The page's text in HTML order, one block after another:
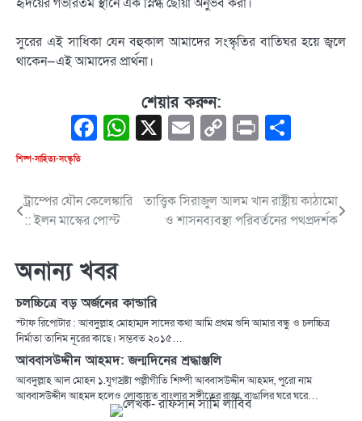
সুরের এই সাধিকা যেন বহুকাল আমাদের সংস্কৃতির বাতিঘর হয়ে জ্বলে
থাকেন—এই আমাদের প্রার্থনা।
শেয়ার করুন:
Facebook
WhatsApp
X EmailCopy
Print
শিল্প-সাহিত্য-সংস্কৃতি
Post
navigation
ট্রাম্পের যৌন কেলেঙ্কারি
:: ইলন মাস্কের পোস্ট
তাত্ত্বিক সিরাজুল আলম খান রাষ্ট্রীয় কাঠামো
ও শাসনব্যবস্থা পরিবর্তনের পথপ্রদর্শক
অনান্য খবর
চলচ্চিত্রে বড় অর্জনের কান্ডারি
স্টাফ রিপোটার : আবদুল্লাহ মোহাম্মদ সাদের কথা আমি প্রথম শুনি আমার বন্ধু ও চলচ্চিত্র
নির্মাতা তানিম নূরের কাছে। সম্ভবত ২০১৫…
আব্বাসউদ্দীন আহমদ: জন্মদিনের শ্রদ্ধাঞ্জলি
আবদুল্লাহ আল মোহন ১.যুগস্রষ্টা পল্লীগীতি শিল্পী আব্বাসউদ্দীন আহমদ, পুরো নাম
আব্বাসউদ্দীন আহমদ হলেও লোকায়ত বাংলার সঙ্গীতের রাজা, বাঙালির ঘরে ঘরে…